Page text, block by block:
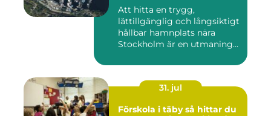
Att hitta en trygg,
lättillgänglig och långsiktigt
hållbar hamnplats nära
Stockholm är en utmaning
31. jul
Förskola i täby så hittar du